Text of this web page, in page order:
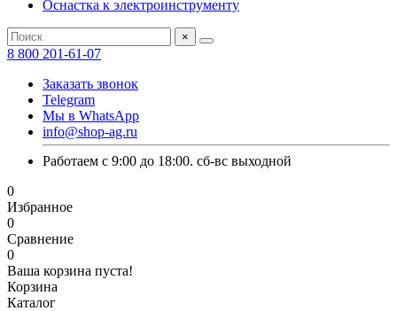
Оснастка к электроинструменту
×
8 800 201-61-07
Заказать звонок
Telegram
Мы в WhatsApp
info@shop-ag.ru
Работаем с 9:00 до 18:00. сб-вс выходной
0
Избранное
0
Сравнение
0
Ваша корзина пуста!
Корзина
Каталог